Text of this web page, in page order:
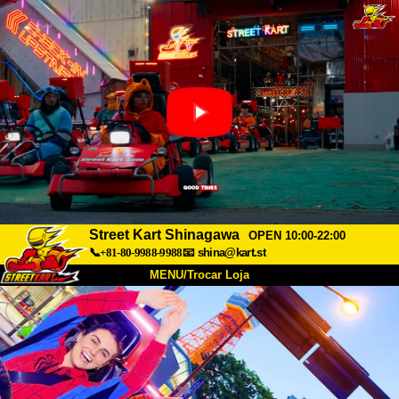
Street Kart Shinagawa
OPEN 10:00-22:00
📞+81-80-9988-9988📧 shina@kart.st
MENU/Trocar Loja
INÍCIO
Sobre Especificações Preços
Acesso Opiniões FAQ